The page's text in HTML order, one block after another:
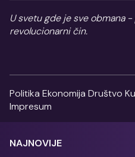
U svetu gde je sve obmana
revolucionarni čin.
Politika Ekonomija Društvo
Impresum
NAJNOVIJE